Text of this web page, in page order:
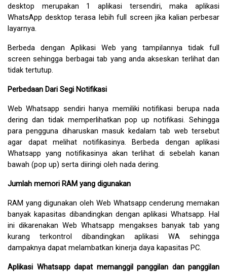
desktop merupakan 1 aplikasi tersendiri, maka aplikasi
WhatsApp desktop terasa lebih full screen jika kalian perbesar
layarnya.
Berbeda dengan Aplikasi Web yang tampilannya tidak full
screen sehingga berbagai tab yang anda akseskan terlihat dan
tidak tertutup.
Perbedaan Dari Segi Notifikasi
Web Whatsapp sendiri hanya memiliki notifikasi berupa nada
dering dan tidak memperlihatkan pop up notifikasi. Sehingga
para pengguna diharuskan masuk kedalam tab web tersebut
agar dapat melihat notifikasinya. Berbeda dengan aplikasi
Whatsapp yang notifikasinya akan terlihat di sebelah kanan
bawah (pop up) serta diiringi oleh nada dering.
Jumlah memori RAM yang digunakan
RAM yang digunakan oleh Web Whatsapp cenderung memakan
banyak kapasitas dibandingkan dengan aplikasi Whatsapp. Hal
ini dikarenakan Web Whatsapp mengakses banyak tab yang
kurang terkontrol dibandingkan aplikasi WA sehingga
dampaknya dapat melambatkan kinerja daya kapasitas PC.
Aplikasi Whatsapp dapat memanggil panggilan dan panggilan